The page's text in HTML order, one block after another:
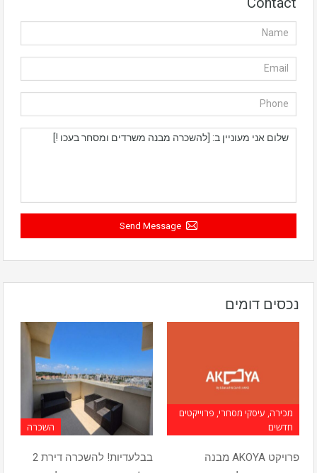
Send Message
נכסים דומים
מכירה, עיסקי מסחרי, פרוייקטים
חדשים
פרויקט AKOYA מבנה
השכרה
בבלעדיות! להשכרה דירת 2